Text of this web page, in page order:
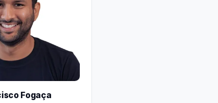
Fogaça